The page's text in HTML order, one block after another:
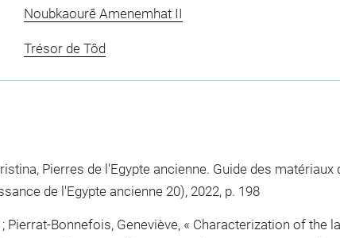
Noubkaourê Amenemhat II
Trésor de Tôd
Pierres de l'Egypte ancienne. Guide des
de l'Egypte ancienne 20), 2022, p. 198
Pierrat-Bonnefois, Geneviève, « Characterization of the